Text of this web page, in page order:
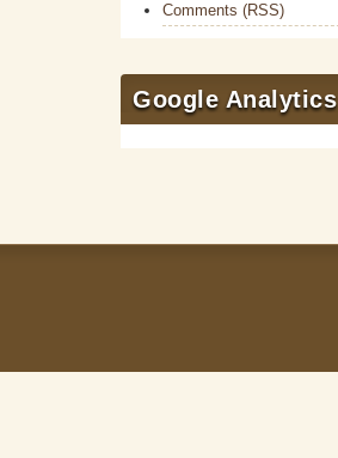
Comments (RSS)
Google Analytics